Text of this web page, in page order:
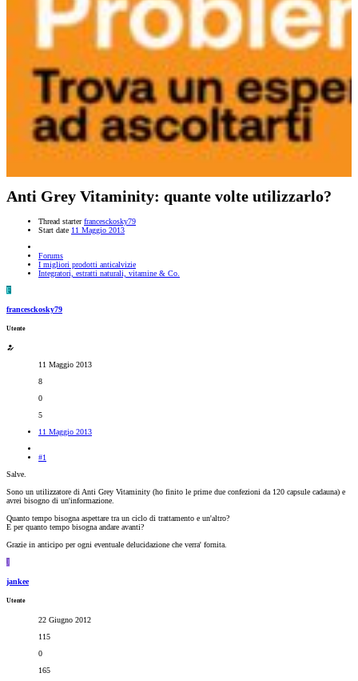
Anti Grey Vitaminity: quante volte utilizzarlo?
Thread starter francesckosky79
Start date 11 Maggio 2013
Forums
I migliori prodotti anticalvizie
Integratori, estratti naturali, vitamine & Co.
F
francesckosky79
Utente
11 Maggio 2013
8
0
5
11 Maggio 2013
#1
Salve.
Sono un utilizzatore di Anti Grey Vitaminity (ho finito le prime due confezioni da 120 capsule cadauna) e
avrei bisogno di un'informazione.
Quanto tempo bisogna aspettare tra un ciclo di trattamento e un'altro?
E per quanto tempo bisogna andare avanti?
Grazie in anticipo per ogni eventuale delucidazione che verra' fornita.
J
jankee
Utente
22 Giugno 2012
115
0
165